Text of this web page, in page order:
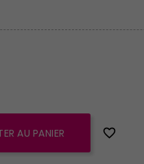
AU PANIER 